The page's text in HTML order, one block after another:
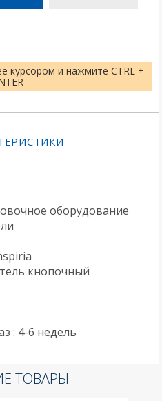
курсором и нажмите CTRL +
оборудование
кнопочный
: 4-6 недель
ТОВАРЫ